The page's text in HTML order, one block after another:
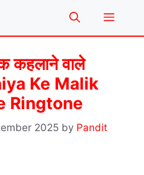
Menu
कहलाने वाले
Ke Malik
Ringtone
2025 by Pandit